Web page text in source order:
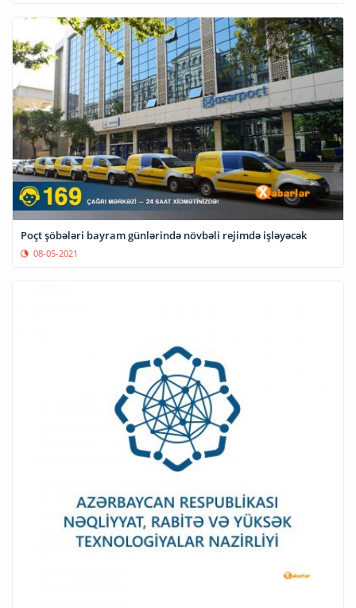
Poçt şöbələri bayram günlərində növbəli rejimdə işləyəcək
08-05-2021